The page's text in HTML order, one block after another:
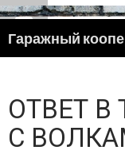
Гаражный
ПЕРЕЙТИ
ОТВЕТ В
С